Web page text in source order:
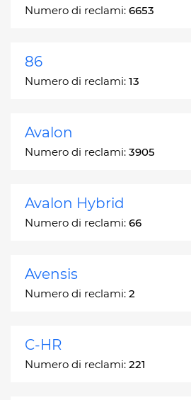
Numero di reclami: 6653
86
Numero di reclami: 13
Avalon
Numero di reclami: 3905
Avalon Hybrid
Numero di reclami: 66
Avensis
Numero di reclami: 2
C-HR
Numero di reclami: 221